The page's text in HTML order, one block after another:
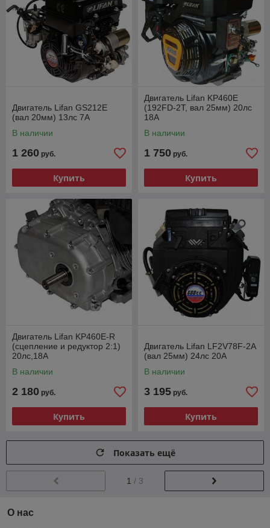
Двигатель Lifan GS212E
(вал 20мм) 13лс 7А
В наличии
1 260 руб.
Купить
Двигатель Lifan KP460E
(192FD-2T, вал 25мм) 20лс
18А
В наличии
1 750 руб.
Купить
Двигатель Lifan KP460E-R
(сцепление и редуктор 2:1)
20лс,18А
В наличии
2 180 руб.
Купить
Двигатель Lifan LF2V78F-2А
(вал 25мм) 24лс 20А
В наличии
3 195 руб.
Купить
Показать ещё
1 / 3
О нас